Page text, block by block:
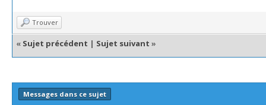
Trouver
« Sujet précédent | Sujet suivant »
Messages dans ce sujet